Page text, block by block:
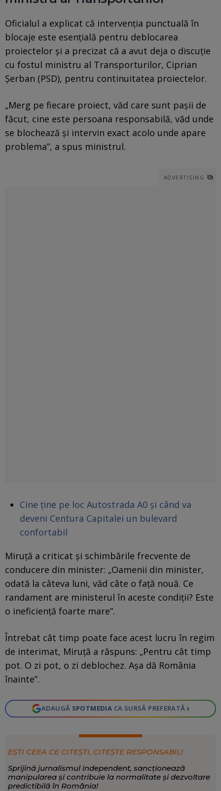
Oficialul a explicat că intervenția punctuală în
blocaje este esențială pentru deblocarea
proiectelor și a precizat că a avut deja o discuție
cu fostul ministru al Transporturilor, Ciprian
Șerban (PSD), pentru continuitatea proiectelor.
„Merg pe fiecare proiect, văd care sunt pașii de
făcut, cine este persoana responsabilă, văd unde
se blochează și intervin exact acolo unde apare
problema”, a spus ministrul.
ADVERTISING
Cine ține pe loc Autostrada A0 și când va
deveni Centura Capitalei un bulevard
confortabil
Miruță a criticat și schimbările frecvente de
conducere din minister: „Oamenii din minister,
odată la câteva luni, văd câte o față nouă. Ce
randament are ministerul în aceste condiții? Este
o ineficiență foarte mare”.
Întrebat cât timp poate face acest lucru în regim
de interimat, Miruță a răspuns: „Pentru cât timp
pot. O zi pot, o zi deblochez. Așa dă România
înainte”.
ADAUGĂ SPOTMEDIA CA SURSĂ PREFERATĂ ›
EȘTI CEEA CE CITEȘTI, CITEȘTE RESPONSABIL!
Sprijină jurnalismul independent, sancționează
manipularea și contribuie la normalitate și dezvoltare
predictibilă în România!